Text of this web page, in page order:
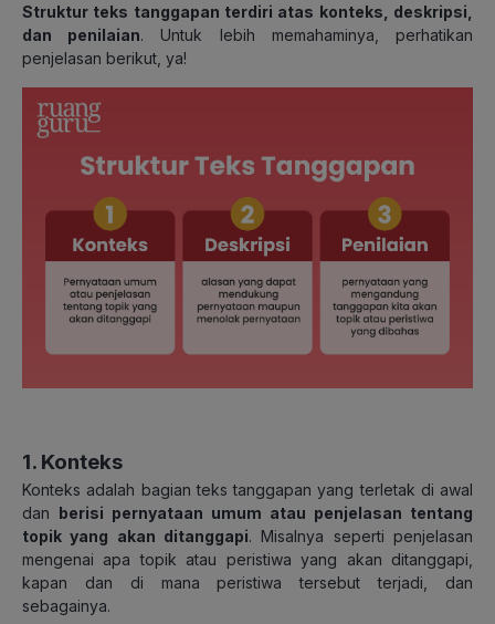
Struktur teks tanggapan terdiri atas konteks, deskripsi,
dan penilaian. Untuk lebih memahaminya, perhatikan
penjelasan berikut, ya!
1. Konteks
Konteks adalah bagian teks tanggapan yang terletak di awal
dan berisi pernyataan umum atau penjelasan tentang
topik yang akan ditanggapi. Misalnya seperti penjelasan
mengenai apa topik atau peristiwa yang akan ditanggapi,
kapan dan di mana peristiwa tersebut terjadi, dan
sebagainya.